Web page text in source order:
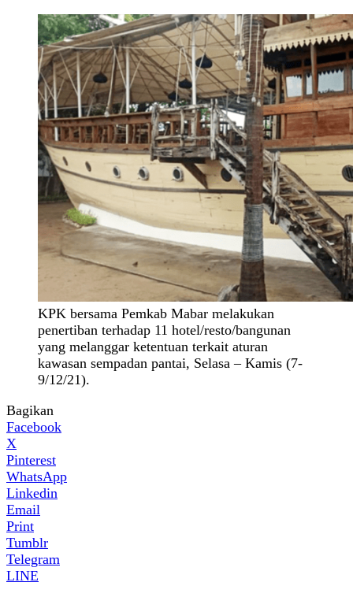
KPK bersama Pemkab Mabar melakukan
penertiban terhadap 11 hotel/resto/bangunan
yang melanggar ketentuan terkait aturan
kawasan sempadan pantai, Selasa – Kamis (7-
9/12/21).
Bagikan
Facebook
X
Pinterest
WhatsApp
Linkedin
Email
Print
Tumblr
Telegram
LINE